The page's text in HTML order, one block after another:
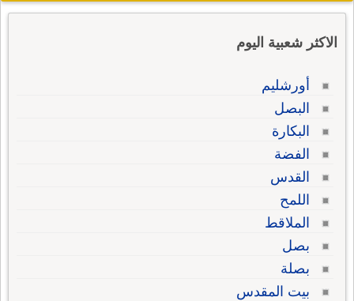
الاكثر شعبية اليوم
أورشليم
البصل
البكارة
الفضة
القدس
اللمح
الملاقط
بصل
بصلة
بيت المقدس